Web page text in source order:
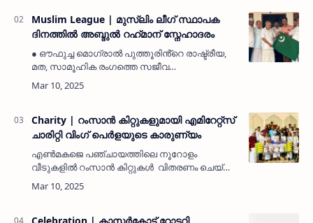
പുത്…
Muslim League | മുസ്ലിം ലീഗ് സ്ഥാപക
ദിനത്തിൽ അബ്ദുൽ റഹ്‌മാന് സ്നേഹാദരം
● ഔഫുച്ച മൊഗ്രാൽ പുത്തൂരിൻ്റെ രാഷ്ട്രീയ,
മത, സാമൂഹിക രംഗത്തെ സജീവ
സാന്നിധ്യമായിരുന്നു. ● മൊഗ്രാൽ പുത്തൂർ
ഹയർ സെക്കൻഡറി സ്കൂൾ പി ടി എ പ്രസിഡണ്ട്,
Charity | റംസാൻ കിറ്റുകളുമായി എമിറേറ്റ്സ്
ചാരിറ്റി വിംഗ് പെർളയുടെ കാരുണ്യം
എൺമകജെ പഞ്ചായത്തിലെ നൂറോളം
വീടുകളിൽ റംസാൻ കിറ്റുകൾ വിതരണം ചെയ്തു.
പന്ത്രണ്ട് വർഷമായി അർഹരായവരെ കണ്ടെത്തി
സഹായം നൽകുന്നു. സഹായം ലഭിച്ചവരുടെ